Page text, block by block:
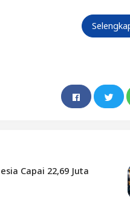
Capai 22,69 Juta